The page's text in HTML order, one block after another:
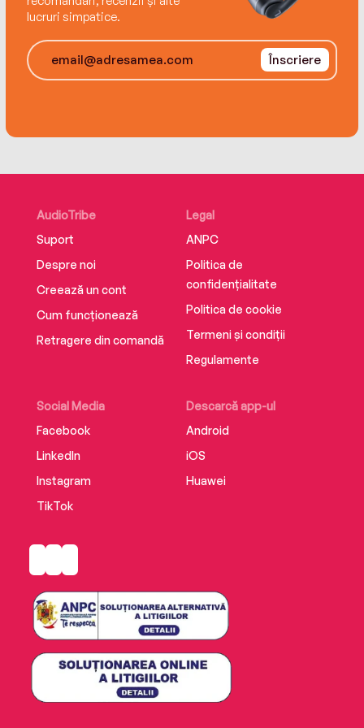
lucruri simpatice.
Înscriere
AudioTribe
Suport
Despre noi
Creează un cont
Cum funcționează
Retragere din comandă
Social Media
Facebook
LinkedIn
Instagram
TikTok
Descarcă app-ul
Android
iOS
Huawei
Legal
ANPC
Politica de
confidențialitate
Politica de cookie
Termeni și condiții
Regulamente